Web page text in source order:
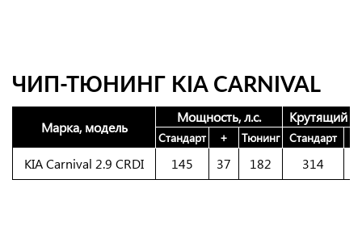
ЧИП-ТЮНИНГ KIA CARNIVAL
Марка, модель
Мощность, л.с. Крутящий
Стандарт + Тюнинг Стандарт
KIA Carnival 2.9 CRDI 145 37 182 314